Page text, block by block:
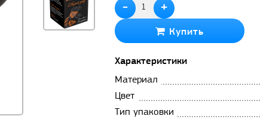
- +
Купить
Характеристики
Материал
Цвет
Тип упаковки